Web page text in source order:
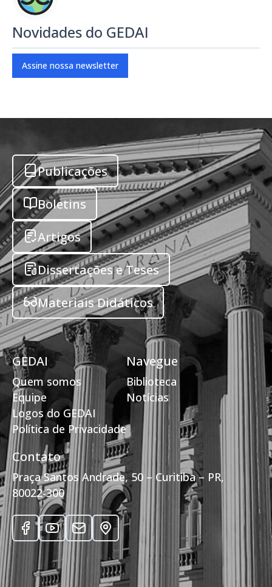
Novidades do GEDAI
Assine nossa newsletter
Publicações
Boletins
Artigos
Dissertações e Teses
Materiais Didáticos
GEDAI
Quem somos
Equipe
Logos do GEDAI
Política de Privacidade
Navegue
Biblioteca
Notícias
Contato
Praça Santos Andrade, 50 – Curitiba – PR,
80022-300